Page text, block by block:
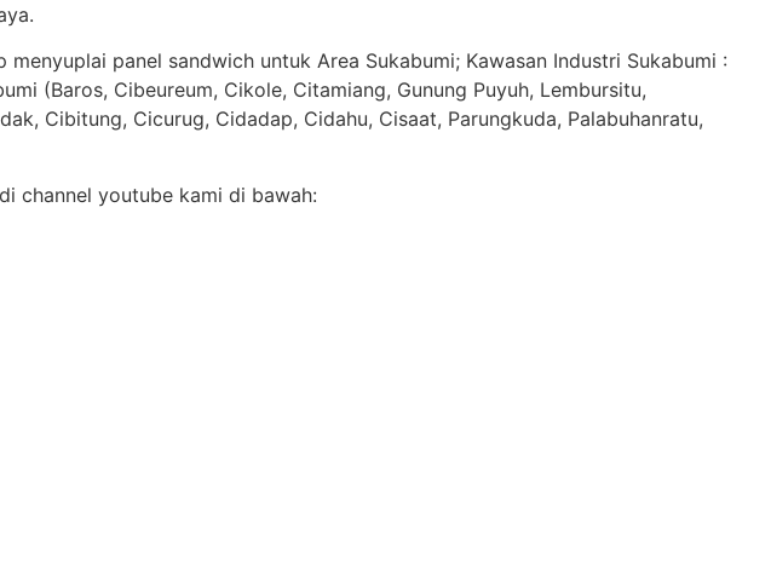
panel sandwich untuk Area Sukabumi; Kawasan Industri Sukabumi :
(Baros, Cibeureum, Cikole, Citamiang, Gunung Puyuh, Lembursitu,
Cibitung, Cicurug, Cidadap, Cidahu, Cisaat, Parungkuda, Palabuhanratu,
channel youtube kami di bawah: